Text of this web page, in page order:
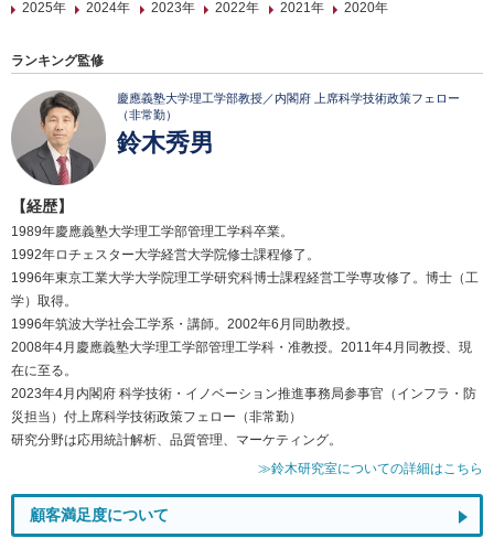
2025年
2024年 2023年 2022年 2021年 2020年
ランキング監修
慶應義塾大学理工学部教授／内閣府 上席科学技術政策フェロー
（非常勤）
鈴木秀男
【経歴】
1989年慶應義塾大学理工学部管理工学科卒業。
1992年ロチェスター大学経営大学院修士課程修了。
1996年東京工業大学大学院理工学研究科博士課程経営工学専攻修了。博士（工
学）取得。
1996年筑波大学社会工学系・講師。2002年6月同助教授。
2008年4月慶應義塾大学理工学部管理工学科・准教授。2011年4月同教授、現
在に至る。
2023年4月内閣府 科学技術・イノベーション推進事務局参事官（インフラ・防
災担当）付上席科学技術政策フェロー（非常勤）
研究分野は応用統計解析、品質管理、マーケティング。
≫鈴木研究室についての詳細はこちら
顧客満足度について